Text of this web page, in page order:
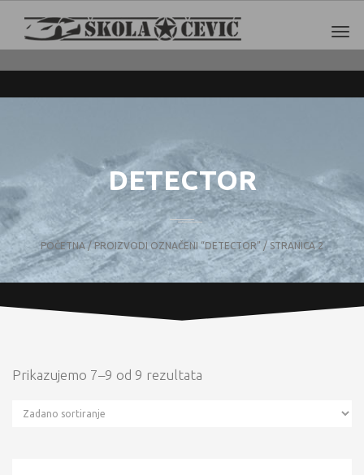
DETECTOR
POČETNA /PROIZVODI OZNAČENI “DETECTOR” / STRANICA 2
Prikazujemo 7–9 od 9 rezultata